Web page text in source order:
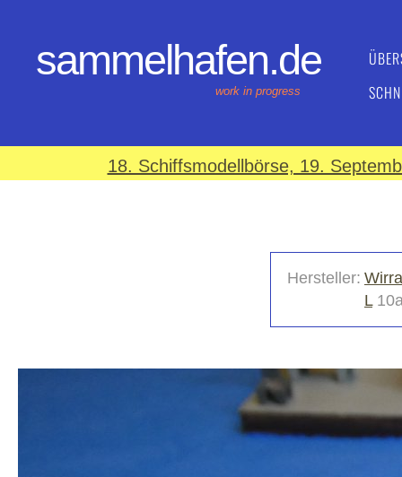
sammelhafen.de
work in progress
18. Schiffsmodellbörse, 19.
Hersteller:
L